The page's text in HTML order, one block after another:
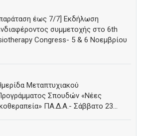
έως 7/7] Εκδήλωση
συμμετοχής στο 6th
Congress- 5 & 6 Νοεμβρίου
Μεταπτυχιακού
Σπουδών «Νέες
ΠΑ.Δ.Α.- Σάββατο 23...